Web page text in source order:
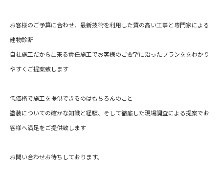
お客様のご予算に合わせ、最新技術を利用した質の高い工事と専門家による
建物診断
自社施工だから出来る責任施工でお客様のご要望に沿ったプランををわかり
やすくご提案致します
低価格で施工を提供できるのはもちろんのこと
塗装についての確かな知識と経験、そして徹底した現場調査による提案でお
客様へ満足をご提供致します
お問い合わせお待ちしております。